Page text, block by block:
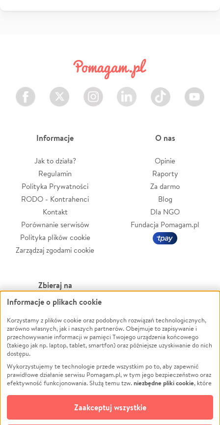
Facebook Twitter Instagram LinkedIn TikTok Youtube
Informacje
Jak to działa?
Regulamin
Polityka Prywatności
RODO - Kontrahenci
Kontakt
Porównanie serwisów
Polityka plików cookie
Zarządzaj zgodami cookie
O nas
Opinie
Raporty
Za darmo
Blog
Dla NGO
Fundacja Pomagam.pl
Zbieraj na
Leczenie
Zwierzęta
Pożar
Ukraina
Pomoc Finansowa
Projekty
Pogrzeb
Społeczność lokalna
Kultura
Powódź
Wichura
NGO
Edukacja
Podróż
Impreza
Ochrona środowiska
Biznes
Informacje o plikach cookie
Korzystamy z plików cookie oraz podobnych rozwiązań technologicznych,
zarówno własnych, jak i naszych partnerów. Obejmuje to zapisywanie i
przechowywanie informacji w pamięci Twojego urządzenia końcowego
(takiego jak np. laptop, tablet, smartfon) oraz późniejsze uzyskiwanie do nich
dostępu.
Wykorzystujemy te technologie przede wszystkim po to, aby zapewnić
prawidłowe działanie serwisu Pomagam.pl, w tym jego bezpieczeństwo oraz
efektywność funkcjonowania. Służą temu tzw.niezbędne pliki cookie, które
opcjonalnych plików cookie
technologii do celów analitycznych i retargetingowych. Możesz wyrazić
zgodę na ich stosowanie lub jej odmówić. W dowolnym momencie masz
Zaakceptuj wszystkie